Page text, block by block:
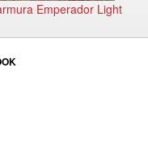
Emperador Light